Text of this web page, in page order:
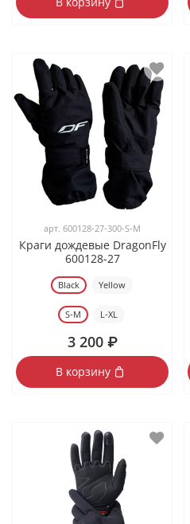
арт. 600128-27-300-S-M
Краги дождевые DragonFly
600128-27
Black Yellow
S-M L-XL
3 200 ₽
В корзину